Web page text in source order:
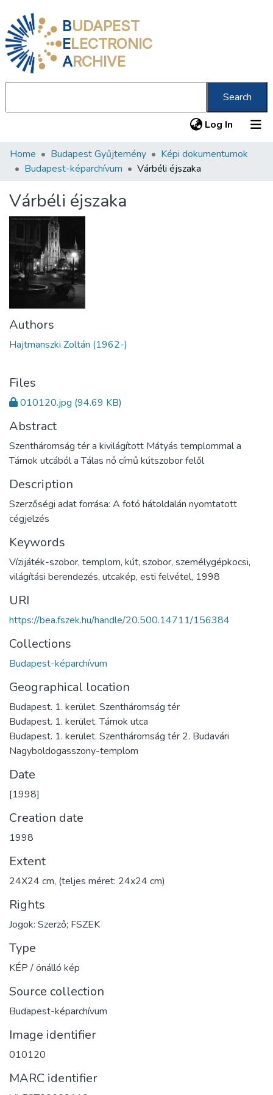
BUDAPEST
ELECTRONIC
ARCHIVE
Search
Log In (current)
Communities & Collections
Statistics
About us
Home Budapest Gyűjtemény
Képi dokumentumok
Budapest-képarchívum
Várbéli éjszaka
Várbéli éjszaka
Authors
Hajtmanszki Zoltán (1962-)
Files
010120.jpg (94.69 KB)
Abstract
Szentháromság tér a kivilágított Mátyás templommal a
Tárnok utcából a Tálas nő című kútszobor felől
Description
Szerzőségi adat forrása: A fotó hátoldalán nyomtatott
cégjelzés
Keywords
Vízijáték-szobor, templom, kút, szobor, személygépkocsi,
világítási berendezés, utcakép, esti felvétel, 1998
URI
https://bea.fszek.hu/handle/20.500.14711/156384
Collections
Budapest-képarchívum
Geographical location
Budapest. 1. kerület. Szentháromság tér
Budapest. 1. kerület. Tárnok utca
Budapest. 1. kerület. Szentháromság tér 2. Budavári
Nagyboldogasszony-templom
Date
[1998]
Creation date
1998
Extent
24X24 cm, (teljes méret: 24x24 cm)
Rights
Jogok: Szerző; FSZEK
Type
KÉP / önálló kép
Source collection
Budapest-képarchívum
Image identifier
010120
MARC identifier